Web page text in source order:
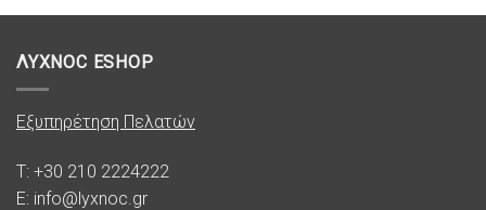
ΛΥΧΝΟC ESHOP
Εξυπηρέτηση Πελατών
T: +30 210 2224222
E: info@lyxnoc.gr